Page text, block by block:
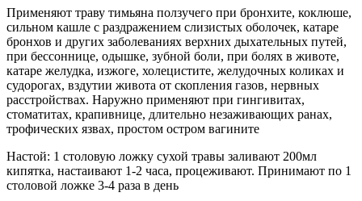
Применяют траву тимьяна ползучего при бронхите, коклюше,
сильном кашле с раздражением слизистых оболочек, катаре
бронхов и других заболеваниях верхних дыхательных путей,
при бессоннице, одышке, зубной боли, при болях в животе,
катаре желудка, изжоге, холецистите, желудочных коликах и
судорогах, вздутии живота от скопления газов, нервных
расстройствах. Наружно применяют при гингивитах,
стоматитах, крапивнице, длительно незаживающих ранах,
трофических язвах, простом остром вагините
Настой: 1 столовую ложку сухой травы заливают 200мл
кипятка, настаивают 1-2 часа, процеживают. Принимают по 1
столовой ложке 3-4 раза в день